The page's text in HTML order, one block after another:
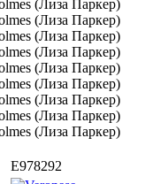
E978292